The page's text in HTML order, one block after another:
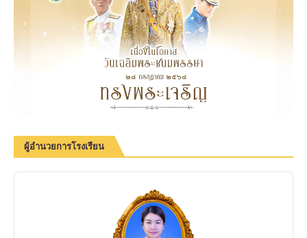
ผู้อำนวยการโรงเรียน